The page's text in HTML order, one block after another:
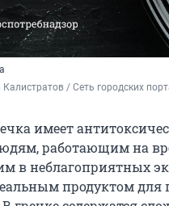
Калистратов / Сеть городских
имеет
работающим на
в неблагоприятных
продуктом для